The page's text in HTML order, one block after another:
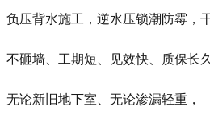
负压背水施工，逆水压锁潮防霉，
不砸墙、工期短、见效快、质保长
无论新旧地下室、无论渗漏轻重，